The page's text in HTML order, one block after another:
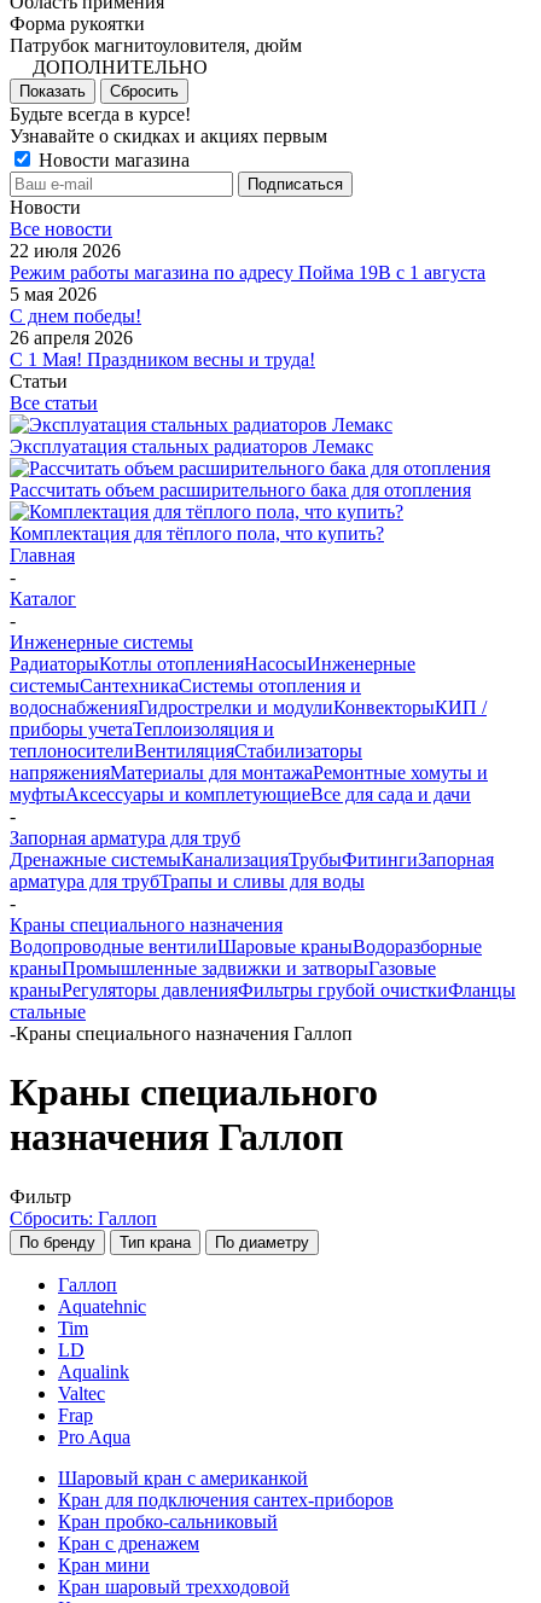
Форма рукоятки
Патрубок магнитоуловителя, дюйм
ДОПОЛНИТЕЛЬНО
Показать Сбросить
Будьте всегда в курсе!
Узнавайте о скидках и акциях первым
Новости магазина
Новости
Все новости
22 июля 2026
Режим работы магазина по адресу Пойма 19В с 1 августа
5 мая 2026
С днем победы!
26 апреля 2026
С 1 Мая! Праздником весны и труда!
Статьи
Все статьи
Эксплуатация стальных радиаторов Лемакс
Рассчитать объем расширительного бака для отопления
Комплектация для тёплого пола, что купить?
Главная
-
Каталог
-
Инженерные системы
РадиаторыКотлы отопленияНасосыИнженерные
системыСантехникаСистемы отопления и
водоснабженияГидрострелки и модулиКонвекторыКИП /
приборы учетаТеплоизоляция и
теплоносителиВентиляцияСтабилизаторы
напряженияМатериалы для монтажаРемонтные хомуты и
муфтыАксессуары и комплетующиеВсе для сада и дачи
-
Запорная арматура для труб
Дренажные системыКанализацияТрубыФитингиЗапорная
арматура для трубТрапы и сливы для воды
-
Краны специального назначения
Водопроводные вентилиШаровые краныВодоразборные
краныПромышленные задвижки и затворыГазовые
краныРегуляторы давленияФильтры грубой очисткиФланцы
стальные
-Краны специального назначения Галлоп
Краны специального
назначения Галлоп
Фильтр
Сбросить: Галлоп
По бренду Тип крана По диаметру
Галлоп
Aquatehnic
Tim
LD
Aqualink
Valtec
Frap
Pro Aqua
Шаровый кран с американкой
Кран для подключения сантех-приборов
Кран пробко-сальниковый
Кран с дренажем
Кран мини
Кран шаровый трехходовой